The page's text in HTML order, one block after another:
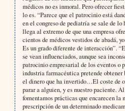
médicos no es inmoral. Pero ofrecer
lo es. “Parece que el patrocinio está
en el congreso de pediatría se sale de
llega al extremo de que una empresa
cientos de médicos vestidos de abadá,
Es un grado diferente de interacción”.
se vean influenciados, aunque sea
patrocinio empresarial de los eventos o
industria farmacéutica pretende obtener
el dinero que ha invertido…El coste de
parar a alguien, y es nuestro paciente.
fomentamos prácticas que encarecen
prescripción de un determinado